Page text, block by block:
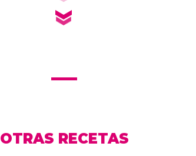
OTRAS RECETAS